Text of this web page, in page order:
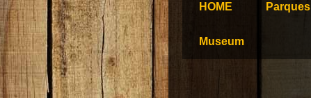
HOME Parques
Museum